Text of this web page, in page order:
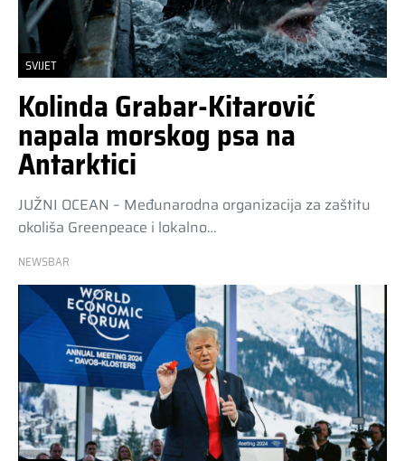
SVIJET
Kolinda Grabar-Kitarović
napala morskog psa na
Antarktici
JUŽNI OCEAN – Međunarodna organizacija za zaštitu
okoliša Greenpeace i lokalno…
NEWSBAR